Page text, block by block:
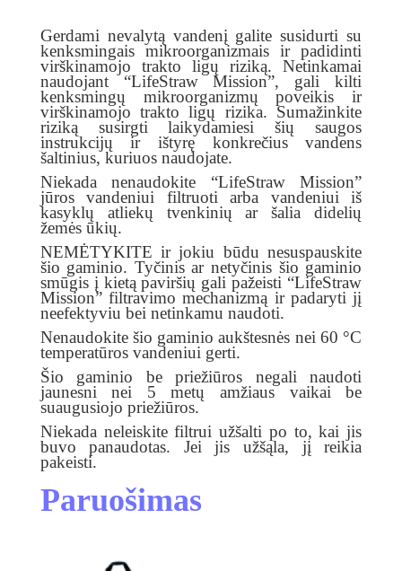
Gerdami nevalytą vandenį galite susidurti su
kenksmingais mikroorganizmais ir padidinti
virškinamojo trakto ligų riziką. Netinkamai
naudojant “LifeStraw Mission”, gali kilti
kenksmingų mikroorganizmų poveikis ir
virškinamojo trakto ligų rizika. Sumažinkite
riziką susirgti laikydamiesi šių saugos
instrukcijų ir ištyrę konkrečius vandens
šaltinius, kuriuos naudojate.
Niekada nenaudokite “LifeStraw Mission”
jūros vandeniui filtruoti arba vandeniui iš
kasyklų atliekų tvenkinių ar šalia didelių
žemės ūkių.
NEMĖTYKITE ir jokiu būdu nesuspauskite
šio gaminio. Tyčinis ar netyčinis šio gaminio
smūgis į kietą paviršių gali pažeisti “LifeStraw
Mission” filtravimo mechanizmą ir padaryti jį
neefektyviu bei netinkamu naudoti.
Nenaudokite šio gaminio aukštesnės nei 60 °C
temperatūros vandeniui gerti.
Šio gaminio be priežiūros negali naudoti
jaunesni nei 5 metų amžiaus vaikai be
suaugusiojo priežiūros.
Niekada neleiskite filtrui užšalti po to, kai jis
buvo panaudotas. Jei jis užšąla, jį reikia
pakeisti.
Paruošimas